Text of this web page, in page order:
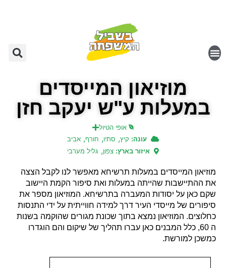
מוזיאון המייסדים
במעלות ע"ש יעקב חזן
אופי הטיול
עונה: קיץ, סתיו, חורף, אביב
איזור בארץ: צפון, גליל מערבי
מוזיאון המייסדים במעלות תרשיחא מאפשר לנו לקבל הצצה
את ההתיישבות שהייתה במעלות ואת סיפור הקמת היישוב
שקם כאן על יסודות המעברה בתרשיחא. המוזיאון מספר את
סיפורים של מייסדי העיר דרך למידה חווייתית על ידי התנסות
כחלוצים. המוזיאון נמצא בתוך שכונת מגורים שהוקמה בשנות
ה 60, כלל המבנים כאן עברו תהליך של שיקום והם הוגדרו
כמשכן למורשת.